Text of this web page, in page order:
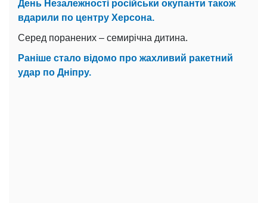
День Незалежності російськи окупанти також
вдарили по центру Херсона.
Серед поранених – семирічна дитина.
Раніше стало відомо про жахливий ракетний
удар по Дніпру.